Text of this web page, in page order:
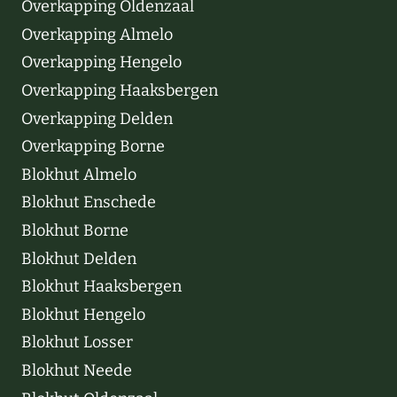
Overkapping Oldenzaal
Overkapping Almelo
Overkapping Hengelo
Overkapping Haaksbergen
Overkapping Delden
Overkapping Borne
Blokhut Almelo
Blokhut Enschede
Blokhut Borne
Blokhut Delden
Blokhut Haaksbergen
Blokhut Hengelo
Blokhut Losser
Blokhut Neede